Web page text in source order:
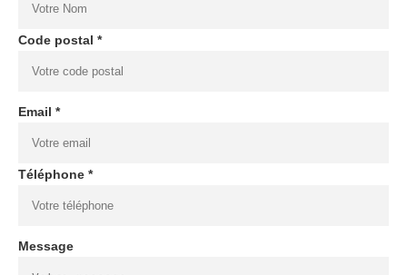
Code postal *
Email *
Téléphone *
Message